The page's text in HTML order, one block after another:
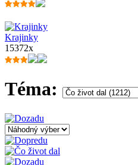
Krajinky
15372x
Téma: